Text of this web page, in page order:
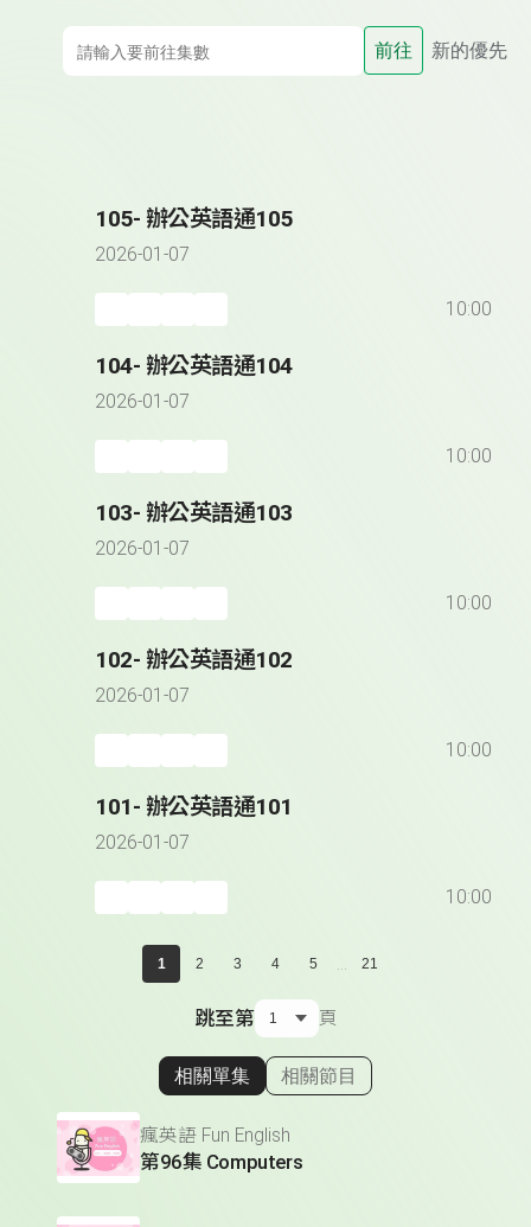
前往 新的優先
105- 辦公英語通105
2026-01-07
10:00
104- 辦公英語通104
2026-01-07
10:00
103- 辦公英語通103
2026-01-07
10:00
102- 辦公英語通102
2026-01-07
10:00
101- 辦公英語通101
2026-01-07
10:00
1 2 3 4 5 ... 21
跳至第 頁
顯示相關單集
相關單集 相關節目
瘋英語 Fun English
第96集 Computers